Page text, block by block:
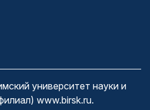
университет науки и
www.birsk.ru.